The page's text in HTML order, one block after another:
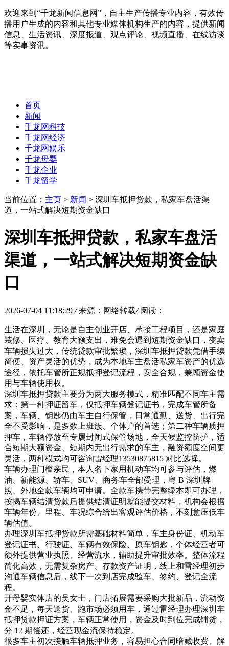
欢迎来到“千龙新闻信息网”，自主生产传播专业内容，有效传
播用户生成的内容和其他专业媒体机构生产的内容，提供新闻
信息、生活资讯、深度报道、观点评论、视频直播、在线访谈
等实事资讯。
首页
新闻
千龙网科技
千龙网经济
千龙网娱乐
千龙母婴
千龙企业
千龙留学
当前位置： 主页 > 新闻 > 深圳车抵押贷款，私家车盘活渠
道，一站式解决短期资金缺口
深圳车抵押贷款，私家车盘活
渠道，一站式解决短期资金缺
口
2026-07-04 11:18:29 / 来源：网络转载/ 阅读：
生活在深圳，无论是自主创业开店、承接工程项目，还是家庭
装修、医疗、教育大额支出，难免会遇到短期资金缺口，变卖
车辆损失过大，传统贷款审批繁琐，深圳车抵押贷款凭借手续
简便、资产灵活的优势，成为本地车主盘活私家车资产的优选
途径，依托车管所正规抵押登记流程，安全合规，兼顾资金使
用与车辆使用权。
深圳车抵押贷款主要分为两大服务模式，精准匹配不同车主需
求：第一种押证留车，仅抵押车辆登记证书，完成车管所备
案，车辆、钥匙仍由车主自行保管，日常通勤、送货、出行完
全不受影响，是多数上班族、个体户的首选；第二种车辆质押
押车，车辆停放至专属封闭式保管场地，全天候监控防护，适
合短期大额资金、短期内无出行需求的车主，融资额度空间更
灵活，两种模式均可咨询雷经理13530875815 对比选择。
车辆办理门槛亲民，本人名下家用机动车均可参与评估，燃
油、新能源、轿车、SUV、商务车全部受理，粤 B 深圳牌
照、外地全款车辆均可申请。全款车携带完整绿本即可办理，
按揭车辆结清贷款后提供结清证明就能提交材料，机构会根据
车辆年份、里程、车况综合给出客观评估价格，不刻意压低车
辆估值。
办理深圳车抵押贷款所需基础材料简单，车主身份证、机动车
登记证书、行驶证、车辆有效保险、原车钥匙，个体经营者可
额外提供营业执照、经营流水，辅助提升审批效率。整体流程
简化高效，无需复杂房产、存款资产证明，线上和雷经理初步
沟通车辆信息后，线下一次到店完成验车、签约、登记全流
程。
开母婴实体店的吴女士，门店拓展需要采购大批新品，流动资
金不足，每天送货、跑市场必须用车，通过雷经理办理深圳车
抵押贷款押证方案，车辆正常使用，资金及时到位完成铺货，
分 12 期偿还，经营现金流保持稳定。
很多车主初次接触车辆抵押业务，容易担心合同暗藏收费、解